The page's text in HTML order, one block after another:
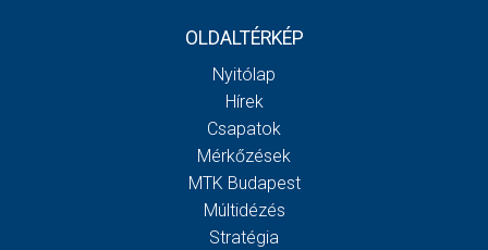
OLDALTÉRKÉP
Nyitólap
Hírek
Csapatok
Mérkőzések
MTK Budapest
Múltidézés
Stratégia